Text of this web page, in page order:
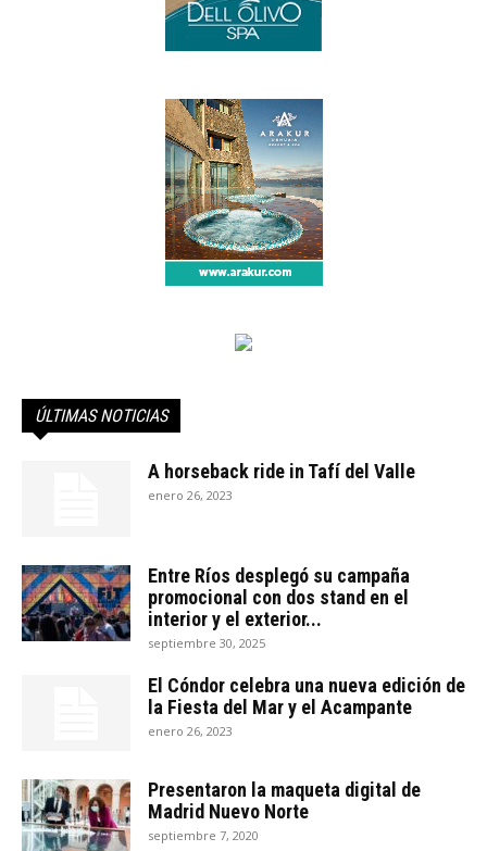
ÚLTIMAS NOTICIAS
A horseback ride in Tafí del Valle
enero 26, 2023
Entre Ríos desplegó su campaña
promocional con dos stand en el
interior y el exterior...
septiembre 30, 2025
El Cóndor celebra una nueva edición de
la Fiesta del Mar y el Acampante
enero 26, 2023
Presentaron la maqueta digital de
Madrid Nuevo Norte
septiembre 7, 2020